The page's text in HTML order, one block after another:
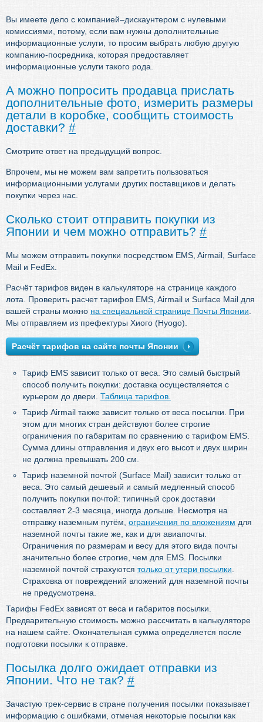
Вы имеете дело с компанией–дискаунтером с нулевыми
комиссиями, потому, если вам нужны дополнительные
информационные услуги, то просим выбрать любую другую
компанию-посредника, которая предоставляет
информационные услуги такого рода.
А можно попросить продавца прислать
дополнительные фото, измерить размеры
детали в коробке, сообщить стоимость
доставки? #
Смотрите ответ на предыдущий вопрос.
Впрочем, мы не можем вам запретить пользоваться
информационными услугами других поставщиков и делать
покупки через нас.
Сколько стоит отправить покупки из
Японии и чем можно отправить? #
Мы можем отправить покупки посредством EMS, Airmail, Surface
Mail и FedEx.
Расчёт тарифов виден в калькуляторе на странице каждого
лота. Проверить расчет тарифов EMS, Airmail и Surface Mail для
вашей страны можно на специальной странице Почты Японии
Мы отправляем из префектуры Хиого (Hyogo).
Расчёт тарифов на сайте почты Японии
Тариф EMS зависит только от веса. Это самый быстрый
способ получить покупки: доставка осуществляется с
курьером до двери. Таблица тарифов.
Тариф Airmail также зависит только от веса посылки. При
этом для многих стран действуют более строгие
ограничения по габаритам по сравнению с тарифом EMS.
Сумма длины отправления и двух его высот и двух ширин
не должна превышать 200 см.
Тариф наземной почтой (Surface Mail) зависит только от
веса. Это самый дешевый и самый медленный способ
получить покупки почтой: типичный срок доставки
составляет 2-3 месяца, иногда дольше. Несмотря на
отправку наземным путём, ограничения по вложениям для
наземной почты такие же, как и для авиапочты.
Ограничения по размерам и весу для этого вида почты
значительно более строгие, чем для EMS. Посылки
наземной почтой страхуются только от утери посылки
Страховка от повреждений вложений для наземной почты
не предусмотрена.
Тарифы FedEx зависят от веса и габаритов посылки.
Предварительную стоимость можно рассчитать в калькуляторе
на нашем сайте. Окончательная сумма определяется после
подготовки посылки к отправке.
Посылка долго ожидает отправки из
Японии. Что не так? #
Зачастую трек-сервис в стране получения посылки показывает
информацию с ошибками, отмечая некоторые посылки как